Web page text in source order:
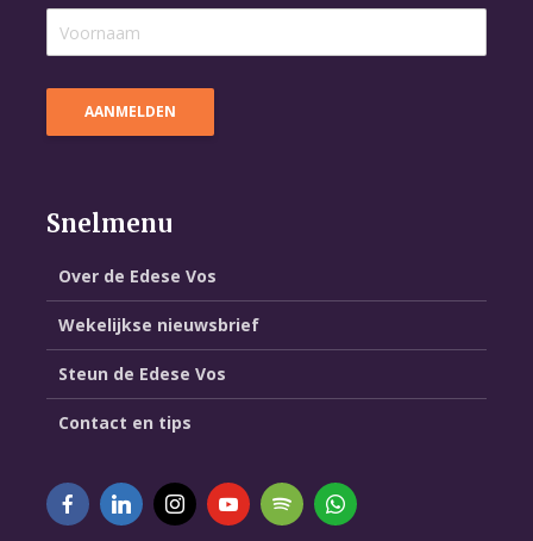
Snelmenu
Over de Edese Vos
Wekelijkse nieuwsbrief
Steun de Edese Vos
Contact en tips